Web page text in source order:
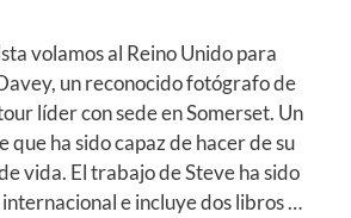
volamos al Reino Unido para
un reconocido fotógrafo de
líder con sede en Somerset. Un
que ha sido capaz de hacer de su
vida. El trabajo de Steve ha sido
e incluye dos libros …